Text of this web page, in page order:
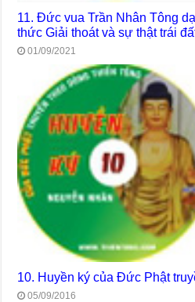
11. Đức vua Trần Nhân Tông
thức Giải thoát và sự thật trái
01/09/2021
10. Huyền ký của Đức Phật
05/09/2016